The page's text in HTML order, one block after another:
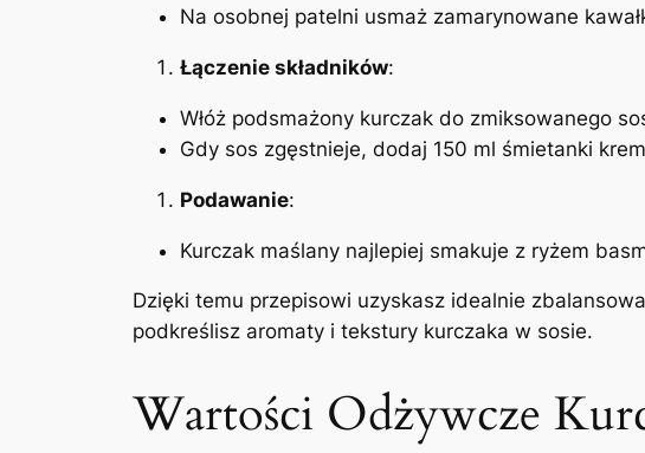
Na osobnej patelni usmaż zamarynowane
Łączenie składników:
Włóż podsmażony kurczak do zmiksowanego
Gdy sos zgęstnieje, dodaj 150 ml śmietanki
Podawanie:
Kurczak maślany najlepiej smakuje z ryżem
Dzięki temu przepisowi uzyskasz idealnie
podkreślisz aromaty i tekstury kurczaka w sosie.
Wartości Odżywcze